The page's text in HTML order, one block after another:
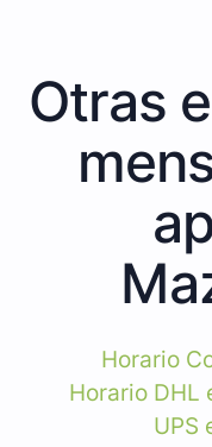
Otras
Horario
Horario DHL
UPS